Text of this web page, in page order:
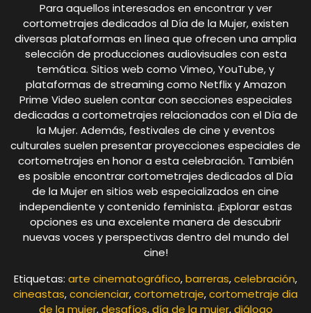
Para aquellos interesados en encontrar y ver
cortometrajes dedicados al Día de la Mujer, existen
diversas plataformas en línea que ofrecen una amplia
selección de producciones audiovisuales con esta
temática. Sitios web como Vimeo, YouTube, y
plataformas de streaming como Netflix y Amazon
Prime Video suelen contar con secciones especiales
dedicadas a cortometrajes relacionados con el Día de
la Mujer. Además, festivales de cine y eventos
culturales suelen presentar proyecciones especiales de
cortometrajes en honor a esta celebración. También
es posible encontrar cortometrajes dedicados al Día
de la Mujer en sitios web especializados en cine
independiente y contenido feminista. ¡Explorar estas
opciones es una excelente manera de descubrir
nuevas voces y perspectivas dentro del mundo del
cine!
Etiquetas: arte cinematográfico,barreras,celebración,
cineastas,concienciar,cortometraje,cortometraje dia
de la mujer,desafíos,día de la mujer,diálogo